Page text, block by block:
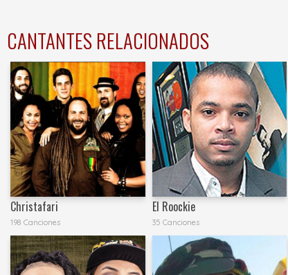
CANTANTES RELACIONADOS
Christafari
198 Canciones
El Roockie
35 Canciones